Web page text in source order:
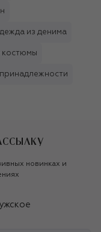
из денима
костюмы
новинках и